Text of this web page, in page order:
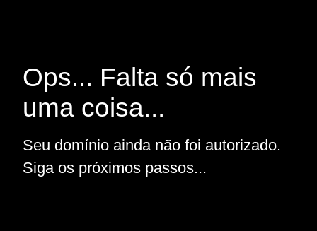
Ops... Falta só mais
uma coisa...
Seu domínio ainda não foi autorizado.
Siga os próximos passos...